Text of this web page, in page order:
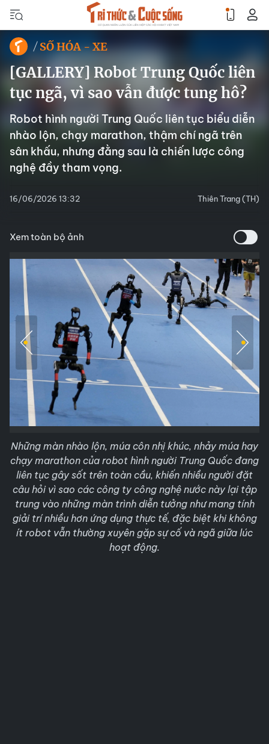
SỐ HÓA - XE
[GALLERY] Robot Trung Quốc liên
tục ngã, vì sao vẫn được tung hô?
Robot hình người Trung Quốc liên tục biểu diễn
nhào lộn, chạy marathon, thậm chí ngã trên
sân khấu, nhưng đằng sau là chiến lược công
nghệ đầy tham vọng.
16/06/2026 13:32 Thiên Trang (TH)
Xem toàn bộ ảnh
Những màn nhào lộn, múa côn nhị khúc, nhảy múa hay
chạy marathon của robot hình người Trung Quốc đang
liên tục gây sốt trên toàn cầu, khiến nhiều người đặt
câu hỏi vì sao các công ty công nghệ nước này lại tập
trung vào những màn trình diễn tưởng như mang tính
giải trí nhiều hơn ứng dụng thực tế, đặc biệt khi không
ít robot vẫn thường xuyên gặp sự cố và ngã giữa lúc
hoạt động.